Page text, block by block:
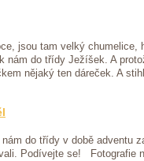
jsou tam velký
nám do třídy Ježíšek. A
nějaký ten dáreček. A
do třídy v době adventu
Podívejte se! Fotografie